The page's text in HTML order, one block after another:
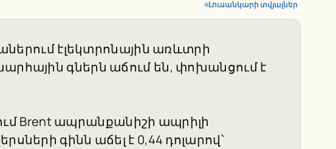
Լուսանկարի տվյալներ
էլեկտրոնային առևտրի
գներն աճում են, փոխանցում է
Brent ապրանքանիշի ապրիլի
գինն աճել է 0,44 դոլարով՝